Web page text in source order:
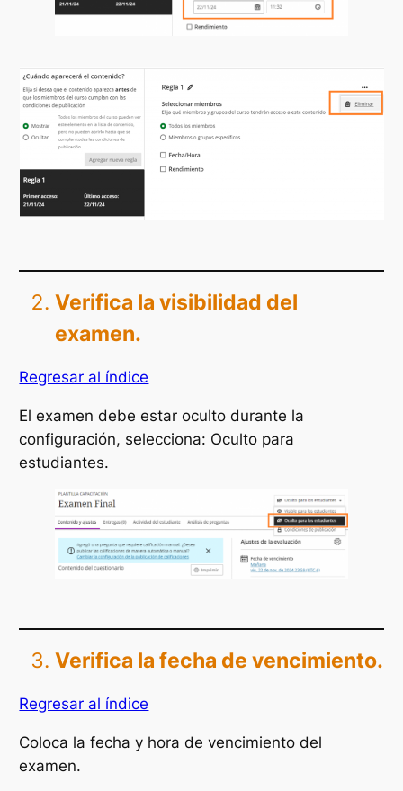
Verifica la visibilidad del
examen.
Regresar al índice
El examen debe estar oculto durante la
configuración, selecciona: Oculto para
estudiantes.
Verifica la fecha de vencimiento.
Regresar al índice
Coloca la fecha y hora de vencimiento del
examen.